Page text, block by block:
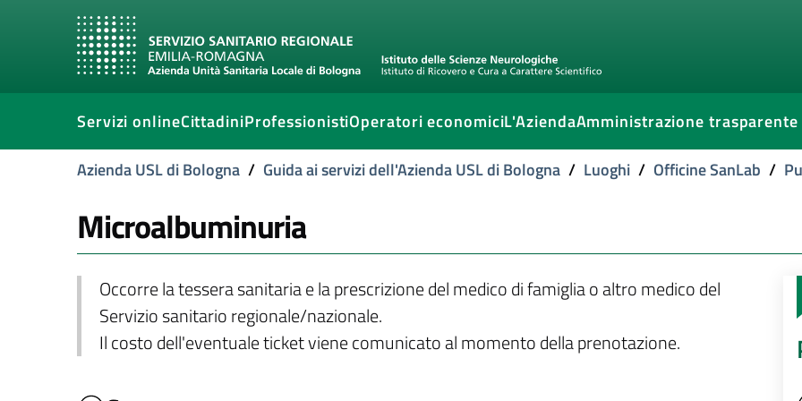
Servizi onlineCittadiniProfessionistiOperatori economiciL'AziendaAmministrazione trasparente
Azienda USL di Bologna / Guida ai servizi dell'Azienda USL di Bologna / Luoghi / Officine SanLab /
Microalbuminuria
Occorre la tessera sanitaria e la prescrizione del medico di famiglia o altro medico del
Servizio sanitario regionale/nazionale.
Il costo dell'eventuale ticket viene comunicato al momento della prenotazione.